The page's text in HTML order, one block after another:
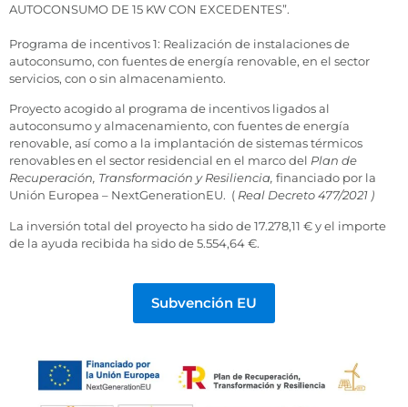
AUTOCONSUMO DE 15 KW CON EXCEDENTES”.
Programa de incentivos 1: Realización de instalaciones de
autoconsumo, con fuentes de energía renovable, en el sector
servicios, con o sin almacenamiento.
Proyecto acogido al programa de incentivos ligados al
autoconsumo y almacenamiento, con fuentes de energía
renovable, así como a la implantación de sistemas térmicos
renovables en el sector residencial en el marco del Plan de
Recuperación, Transformación y Resiliencia, financiado por la
Unión Europea – NextGenerationEU. ( Real Decreto 477/2021 )
La inversión total del proyecto ha sido de 17.278,11 € y el importe
de la ayuda recibida ha sido de 5.554,64 €.
Subvención EU